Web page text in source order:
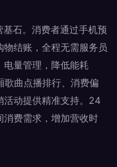
石。消费者通过手机预
结账，全程无需服务员
量管理，降低能耗
歌曲点播排行、消费偏
活动提供精准支持。24
消费需求，增加营收时